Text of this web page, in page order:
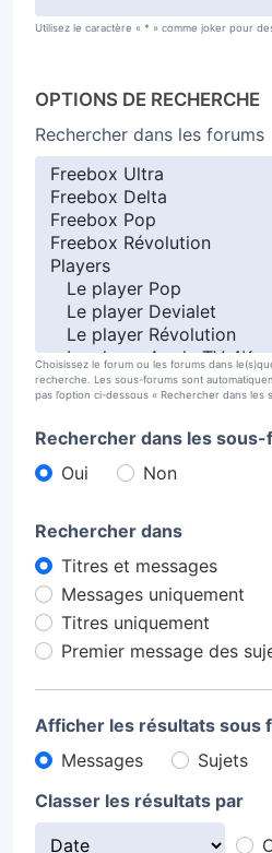
Utilisez le caractère « * » comme joker pour
OPTIONS DE RECHERCHE
Rechercher dans les forums
Choisissez le forum ou les forums dans
recherche. Les sous-forums sont
pas l’option ci-dessous « Rechercher dans les
Rechercher dans les
Oui
Non
Rechercher dans
Titres et messages
Messages uniquement
Titres uniquement
Premier message des
Afficher les résultats sous
Messages
Sujets
Classer les résultats par